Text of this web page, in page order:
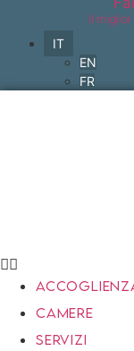
contenuto
Il
IT
EN
FR
CAMERE
SERVIZI